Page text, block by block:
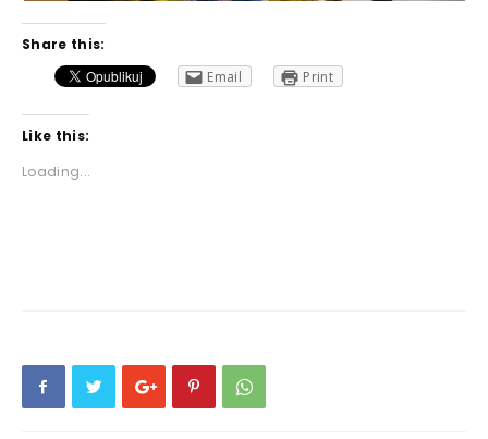
Share this:
Email
Print
Like this:
Loading...